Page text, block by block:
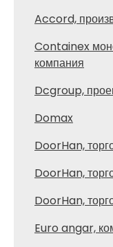
Accord,
Containex
компания
Dcgroup,
Domax
DoorHan,
DoorHan,
DoorHan,
Euro angar,